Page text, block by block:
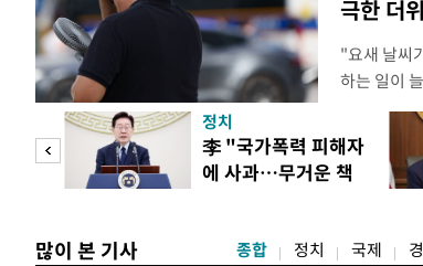
극한 더
"요새 날씨
하는 일이
거나, 누가
(40대 직장
에도 쉽게
있다. 높은
정치
李 "국가폭력 피해자
에 사과…무거운 책
많이 본 기사 종합 정치 국제